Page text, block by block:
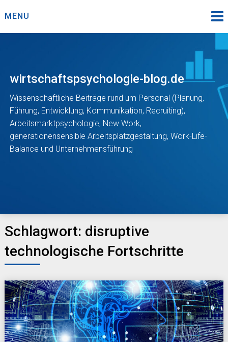
toMENU
wirtschaftspsychologie-blog.de
Wissenschaftliche Beiträge rund um Personal (Planung,
Führung, Entwicklung, Kommunikation, Recruiting),
Arbeitsmarktpsychologie, New Work,
generationensensible Arbeitsplatzgestaltung, Work-Life-
Balance und Unternehmensführung
Schlagwort: disruptive
technologische Fortschritte